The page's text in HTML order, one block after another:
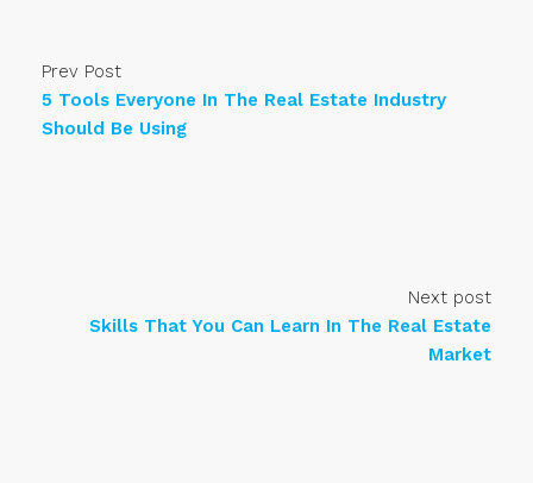
Prev Post
5 Tools Everyone In The Real Estate Industry
Should Be Using
Next post
Skills That You Can Learn In The Real Estate
Market